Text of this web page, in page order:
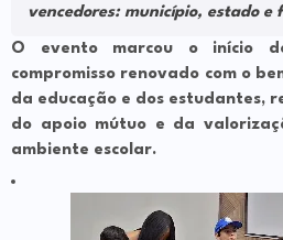
vencedores: município, estado e
O evento marcou o início
compromisso renovado com o
da educação e dos estudantes,
do apoio mútuo e da
ambiente escolar.